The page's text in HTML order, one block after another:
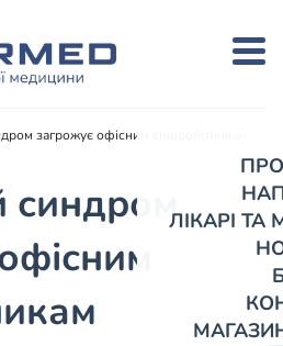
ЛІКАРІ
загрожує офісним співробітникам
синдром